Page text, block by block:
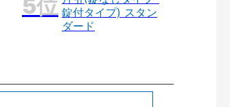
錠付タイプ) スタン
ダード